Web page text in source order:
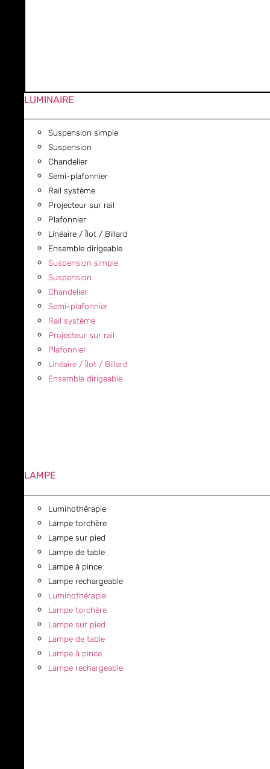
LUMINAIRE
Suspension simple
Suspension
Chandelier
Semi-plafonnier
Rail système
Projecteur sur rail
Plafonnier
Linéaire / Îlot / Billard
Ensemble dirigeable
Suspension simple
Suspension
Chandelier
Semi-plafonnier
Rail système
Projecteur sur rail
Plafonnier
Linéaire / Îlot / Billard
Ensemble dirigeable
LAMPE
Luminothérapie
Lampe torchère
Lampe sur pied
Lampe de table
Lampe à pince
Lampe rechargeable
Luminothérapie
Lampe torchère
Lampe sur pied
Lampe de table
Lampe à pince
Lampe rechargeable